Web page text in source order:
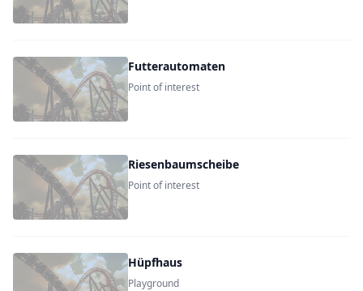
Futterautomaten
Point of interest
Riesenbaumscheibe
Point of interest
Hüpfhaus
Playground